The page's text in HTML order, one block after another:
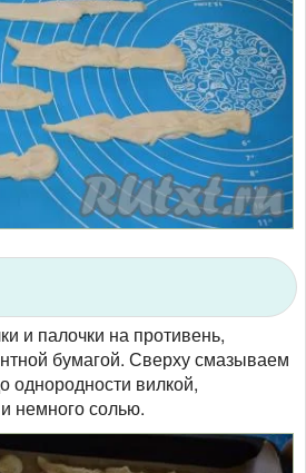
и палочки на противень,
бумагой. Сверху смазываем
однородности вилкой,
немного солью.